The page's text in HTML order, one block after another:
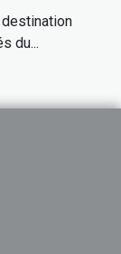
du...